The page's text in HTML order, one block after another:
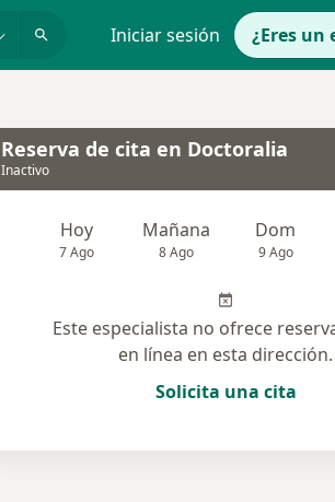
Iniciar sesión ¿Eres un
Reserva de cita en Doctoralia
Inactivo
Hoy
7 Ago
Mañana
8 Ago
Dom
9 Ago
Este especialista no ofrece
en línea en esta dirección.
Solicita una cita